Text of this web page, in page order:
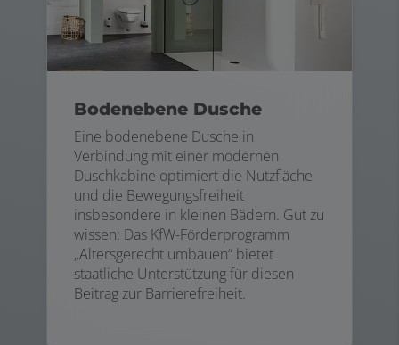
Bodenebene Dusche
Eine bodenebene Dusche in
Verbindung mit einer modernen
Duschkabine optimiert die Nutzfläche
und die Bewegungsfreiheit
insbesondere in kleinen Bädern. Gut zu
wissen: Das KfW-Förderprogramm
„Altersgerecht umbauen“ bietet
staatliche Unterstützung für diesen
Beitrag zur Barrierefreiheit.